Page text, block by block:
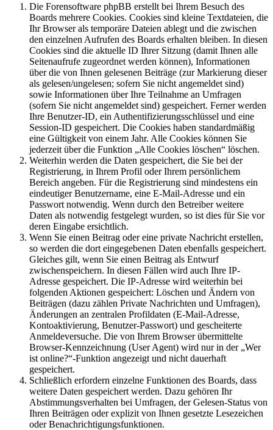
Die Forensoftware phpBB erstellt bei Ihrem Besuch des
Boards mehrere Cookies. Cookies sind kleine Textdateien, die
Ihr Browser als temporäre Dateien ablegt und die zwischen
den einzelnen Aufrufen des Boards erhalten bleiben. In diesen
Cookies sind die aktuelle ID Ihrer Sitzung (damit Ihnen alle
Seitenaufrufe zugeordnet werden können), Informationen
über die von Ihnen gelesenen Beiträge (zur Markierung dieser
als gelesen/ungelesen; sofern Sie nicht angemeldet sind)
sowie Informationen über Ihre Teilnahme an Umfragen
(sofern Sie nicht angemeldet sind) gespeichert. Ferner werden
Ihre Benutzer-ID, ein Authentifizierungsschlüssel und eine
Session-ID gespeichert. Die Cookies haben standardmäßig
eine Gültigkeit von einem Jahr. Alle Cookies können Sie
jederzeit über die Funktion „Alle Cookies löschen“ löschen.
Weiterhin werden die Daten gespeichert, die Sie bei der
Registrierung, in Ihrem Profil oder Ihrem persönlichem
Bereich angeben. Für die Registrierung sind mindestens ein
eindeutiger Benutzername, eine E-Mail-Adresse und ein
Passwort notwendig. Wenn durch den Betreiber weitere
Daten als notwendig festgelegt wurden, so ist dies für Sie vor
deren Eingabe ersichtlich.
Wenn Sie einen Beitrag oder eine private Nachricht erstellen,
so werden die dort eingegebenen Daten ebenfalls gespeichert.
Gleiches gilt, wenn Sie einen Beitrag als Entwurf
zwischenspeichern. In diesen Fällen wird auch Ihre IP-
Adresse gespeichert. Die IP-Adresse wird weiterhin bei
folgenden Aktionen gespeichert: Löschen und Ändern von
Beiträgen (dazu zählen Private Nachrichten und Umfragen),
Änderungen an zentralen Profildaten (E-Mail-Adresse,
Kontoaktivierung, Benutzer-Passwort) und gescheiterte
Anmeldeversuche. Die von Ihrem Browser übermittelte
Browser-Kennzeichnung (User Agent) wird nur in der „Wer
ist online?“-Funktion angezeigt und nicht dauerhaft
gespeichert.
Schließlich erfordern einzelne Funktionen des Boards, dass
weitere Daten gespeichert werden. Dazu gehören Ihr
Abstimmungsverhalten bei Umfragen, der Gelesen-Status von
Ihren Beiträgen oder explizit von Ihnen gesetzte Lesezeichen
oder Benachrichtigungsfunktionen.